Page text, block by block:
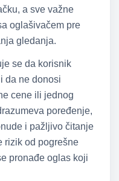
a sve važne
oglašivačem pre
gledanja.
se da korisnik
da ne donosi
cene ili jednog
poređenje,
i pažljivo čitanje
rizik od pogrešne
pronađe oglas koji